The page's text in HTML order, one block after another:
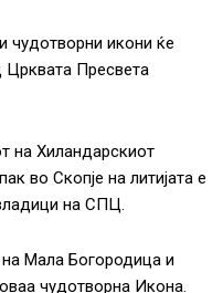
чудотворни икони ќе
Црквата Пресвета
на Хиландарскиот
во Скопје на литијата е
на СПЦ.
на Мала Богородица и
чудотворна Икона.